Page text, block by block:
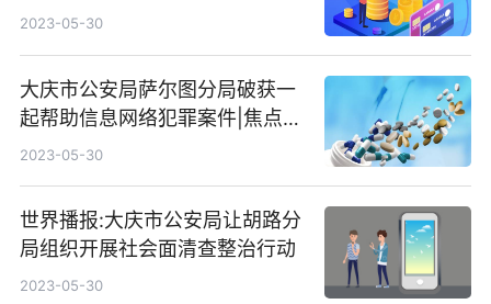
2023-05-30
大庆市公安局萨尔图分局破获一
起帮助信息网络犯罪案件|焦点报
道
2023-05-30
世界播报:大庆市公安局让胡路分
局组织开展社会面清查整治行动
2023-05-30